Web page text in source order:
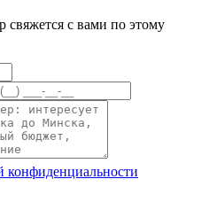
с вами по этому
конфиденциальности